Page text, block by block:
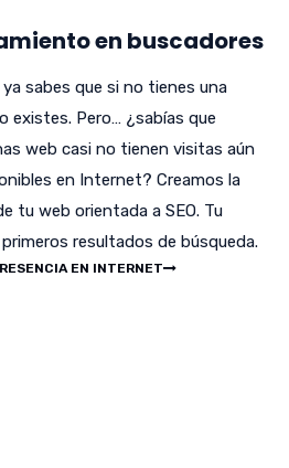
en buscadores
sabes que si no tienes una
existes. Pero… ¿sabías que
web casi no tienen visitas aún
en Internet? Creamos la
tu web orientada a SEO. Tu
resultados de búsqueda.
EN INTERNET